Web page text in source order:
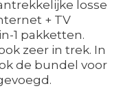
losse
+ TV
1 pakketten.
zeer in trek. In
de bundel voor